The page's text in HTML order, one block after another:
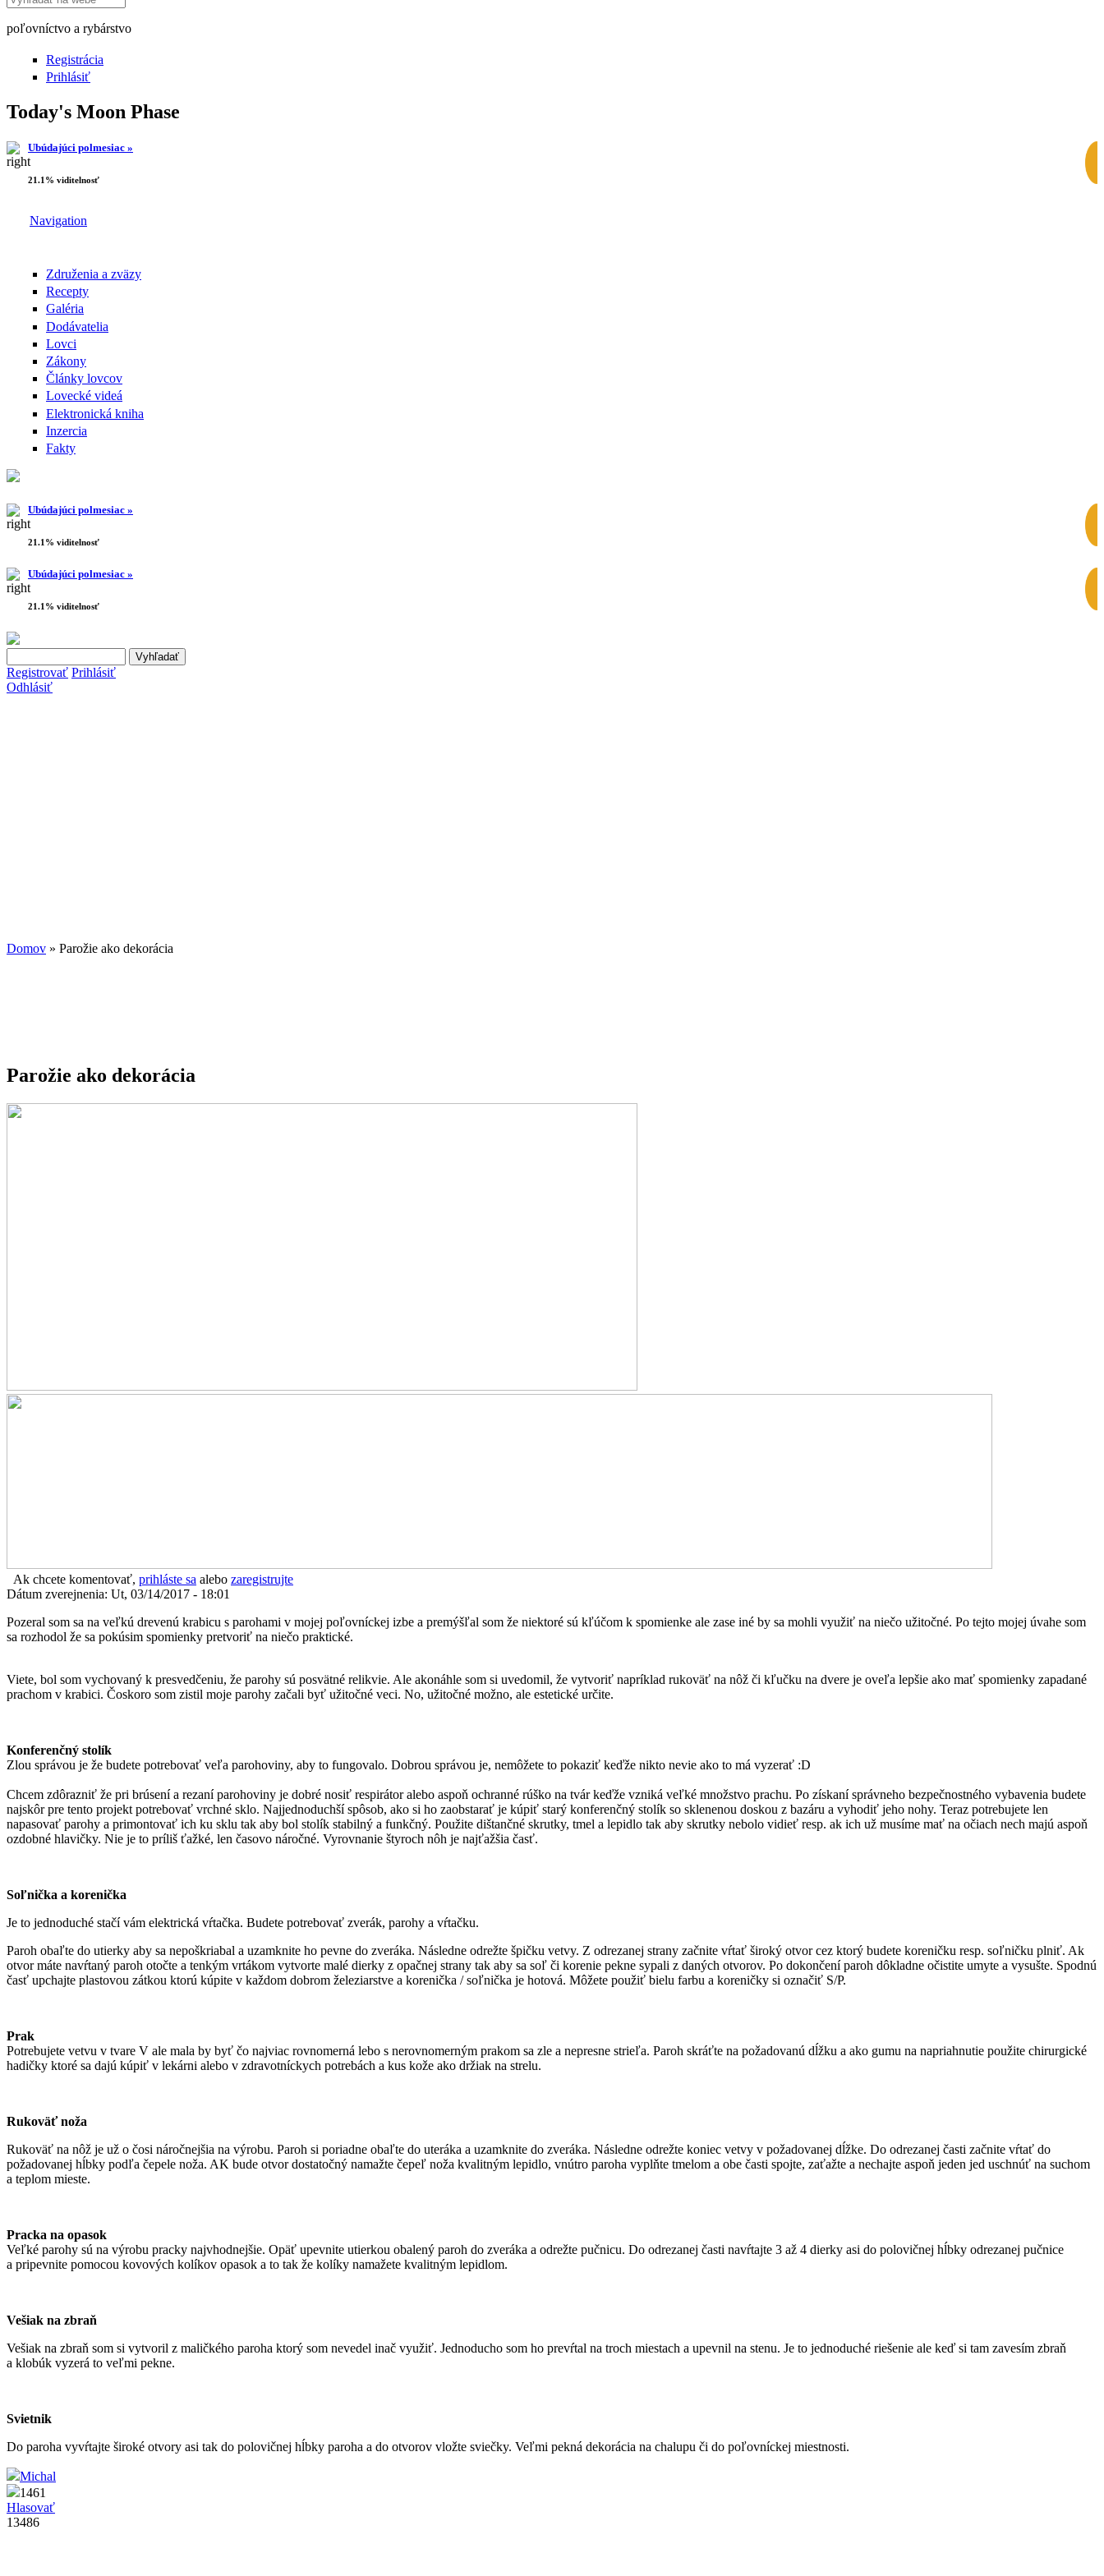
poľovníctvo a rybárstvo
Registrácia
Prihlásiť
Today's Moon Phase
Ubúdajúci polmesiac »
21.1% viditelnosť
Navigation
Združenia a zväzy
Recepty
Galéria
Dodávatelia
Lovci
Zákony
Články lovcov
Lovecké videá
Elektronická kniha
Inzercia
Fakty
Ubúdajúci polmesiac »
21.1% viditelnosť
Ubúdajúci polmesiac »
21.1% viditelnosť
Vyhľadávanie
Registrovať Prihlásiť
Odhlásiť
Domov » Parožie ako dekorácia
Parožie ako dekorácia
Ak chcete komentovať, prihláste sa alebo zaregistrujte
Dátum zverejnenia: Ut, 03/14/2017 - 18:01
Pozeral som sa na veľkú drevenú krabicu s parohami v mojej poľovníckej izbe a premýšľal som že niektoré sú kľúčom k spomienke ale zase iné by sa mohli využiť na niečo užitočné. Po tejto mojej úvahe som
sa rozhodol že sa pokúsim spomienky pretvoriť na niečo praktické.
Viete, bol som vychovaný k presvedčeniu, že parohy sú posvätné relikvie. Ale akonáhle som si uvedomil, že vytvoriť napríklad rukoväť na nôž či kľučku na dvere je oveľa lepšie ako mať spomienky zapadané
prachom v krabici. Čoskoro som zistil moje parohy začali byť užitočné veci. No, užitočné možno, ale estetické určite.
Konferenčný stolík
Zlou správou je že budete potrebovať veľa parohoviny, aby to fungovalo. Dobrou správou je, nemôžete to pokaziť keďže nikto nevie ako to má vyzerať :D
Chcem zdôrazniť že pri brúsení a rezaní parohoviny je dobré nosiť respirátor alebo aspoň ochranné rúško na tvár keďže vzniká veľké množstvo prachu. Po získaní správneho bezpečnostného vybavenia budete
najskôr pre tento projekt potrebovať vrchné sklo. Najjednoduchší spôsob, ako si ho zaobstarať je kúpiť starý konferenčný stolík so sklenenou doskou z bazáru a vyhodiť jeho nohy. Teraz potrebujete len
napasovať parohy a primontovať ich ku sklu tak aby bol stolík stabilný a funkčný. Použite dištančné skrutky, tmel a lepidlo tak aby skrutky nebolo vidieť resp. ak ich už musíme mať na očiach nech majú aspoň
ozdobné hlavičky. Nie je to príliš ťažké, len časovo náročné. Vyrovnanie štyroch nôh je najťažšia časť.
Soľnička a korenička
Je to jednoduché stačí vám elektrická vŕtačka. Budete potrebovať zverák, parohy a vŕtačku.
Paroh obaľte do utierky aby sa nepoškriabal a uzamknite ho pevne do zveráka. Následne odrežte špičku vetvy. Z odrezanej strany začnite vŕtať široký otvor cez ktorý budete koreničku resp. soľničku plniť. Ak
otvor máte navŕtaný paroh otočte a tenkým vrtákom vytvorte malé dierky z opačnej strany tak aby sa soľ či korenie pekne sypali z daných otvorov. Po dokončení paroh dôkladne očistite umyte a vysušte. Spodnú
časť upchajte plastovou zátkou ktorú kúpite v každom dobrom železiarstve a korenička / soľnička je hotová. Môžete použiť bielu farbu a koreničky si označiť S/P.
Prak
Potrebujete vetvu v tvare V ale mala by byť čo najviac rovnomerná lebo s nerovnomerným prakom sa zle a nepresne strieľa. Paroh skráťte na požadovanú dĺžku a ako gumu na napriahnutie použite chirurgické
hadičky ktoré sa dajú kúpiť v lekárni alebo v zdravotníckych potrebách a kus kože ako držiak na strelu.
Rukoväť noža
Rukoväť na nôž je už o čosi náročnejšia na výrobu. Paroh si poriadne obaľte do uteráka a uzamknite do zveráka. Následne odrežte koniec vetvy v požadovanej dĺžke. Do odrezanej časti začnite vŕtať do
požadovanej hĺbky podľa čepele noža. AK bude otvor dostatočný namažte čepeľ noža kvalitným lepidlo, vnútro paroha vyplňte tmelom a obe časti spojte, zaťažte a nechajte aspoň jeden jed uschnúť na suchom
a teplom mieste.
Pracka na opasok
Veľké parohy sú na výrobu pracky najvhodnejšie. Opäť upevnite utierkou obalený paroh do zveráka a odrežte pučnicu. Do odrezanej časti navŕtajte 3 až 4 dierky asi do polovičnej hĺbky odrezanej pučnice
a pripevnite pomocou kovových kolíkov opasok a to tak že kolíky namažete kvalitným lepidlom.
Vešiak na zbraň
Vešiak na zbraň som si vytvoril z maličkého paroha ktorý som nevedel inač využiť. Jednoducho som ho prevŕtal na troch miestach a upevnil na stenu. Je to jednoduché riešenie ale keď si tam zavesím zbraň
a klobúk vyzerá to veľmi pekne.
Svietnik
Do paroha vyvŕtajte široké otvory asi tak do polovičnej hĺbky paroha a do otvorov vložte sviečky. Veľmi pekná dekorácia na chalupu či do poľovníckej miestnosti.
Michal
1461
Hlasovať
13486